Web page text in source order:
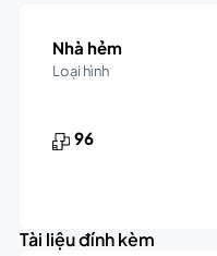
Nhà hẻm
Loại hình
96
Tài liệu đính kèm